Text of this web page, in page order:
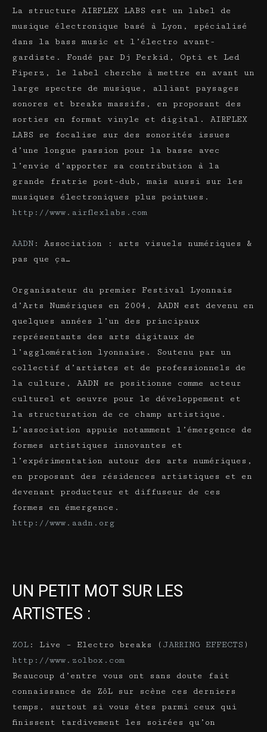
La structure AIRFLEX LABS est un label de
musique électronique basé à Lyon, spécialisé
dans la bass music et l’électro avant-
gardiste. Fondé par Dj Perkid, Opti et Led
Piperz, le label cherche à mettre en avant un
large spectre de musique, alliant paysages
sonores et breaks massifs, en proposant des
sorties en format vinyle et digital. AIRFLEX
LABS se focalise sur des sonorités issues
d’une longue passion pour la basse avec
l’envie d’apporter sa contribution à la
grande fratrie post-dub, mais aussi sur les
musiques électroniques plus pointues.
http://www.airflexlabs.com
AADN : Association : arts visuels numériques &
pas que ça…
Organisateur du premier Festival Lyonnais
d’Arts Numériques en 2004, AADN est devenu en
quelques années l’un des principaux
représentants des arts digitaux de
l’agglomération lyonnaise. Soutenu par un
collectif d’artistes et de professionnels de
la culture, AADN se positionne comme acteur
culturel et oeuvre pour le développement et
la structuration de ce champ artistique.
L’association appuie notamment l’émergence de
formes artistiques innovantes et
l’expérimentation autour des arts numériques,
en proposant des résidences artistiques et en
devenant producteur et diffuseur de ces
formes en émergence.
http://www.aadn.org
UN PETIT MOT SUR LES
ARTISTES :
ZOL : Live – Electro breaks ( JARRING EFFECTS )
http://www.zolbox.com
Beaucoup d’entre vous ont sans doute fait
connaissance de ZôL sur scène ces derniers
temps, surtout si vous êtes parmi ceux qui
finissent tardivement les soirées qu’on